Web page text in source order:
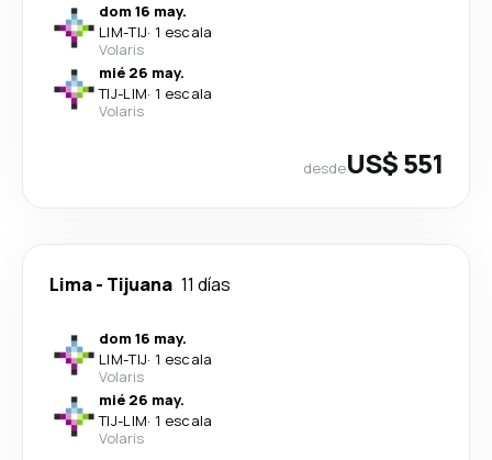
dom 16 may.
LIM-TIJ· 1 escala
Volaris
mié 26 may.
TIJ-LIM· 1 escala
Volaris
desdeUS$ 551
Lima- Tijuana 11 días
dom 16 may.
LIM-TIJ· 1 escala
Volaris
mié 26 may.
TIJ-LIM· 1 escala
Volaris